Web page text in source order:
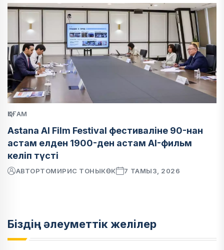
ҚОҒАМ
Astana AI Film Festival фестиваліне 90-нан
астам елден 1900-ден астам AI-фильм
келіп түсті
АВТОРТОМИРИС ТОНЫКӨК 7 ТАМЫЗ, 2026
Біздің әлеуметтік желілер